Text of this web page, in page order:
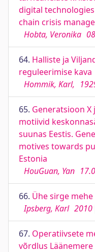
digital
chain crisis
Hobta, Veronika
64. Halliste ja
reguleerimise kava
Hommik, Karl,
65. Generatsioon
motiivid
suunas Eestis.
motives towards
Estonia
HouGuan, Yan
66. Ühe sirge
Ipsberg, Karl 2010
67. Operatiivsete
võrdlus